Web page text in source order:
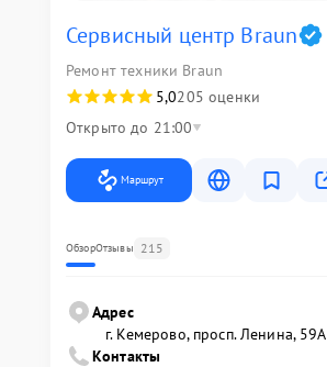
Сервисный центр Braun
Ремонт техники Braun
5,0205 оценки
Открыто до 21:00
Маршрут
ОбзорОтзывы 215
Адрес
г. Кемерово, просп. Ленина, 59А
Контакты